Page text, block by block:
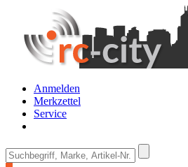
Anmelden
Merkzettel
Service